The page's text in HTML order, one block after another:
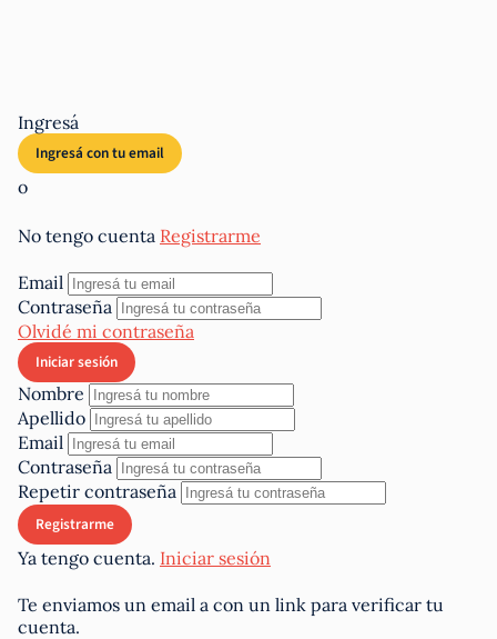
Ingresá
o
No tengo cuenta Registrarme
Email
Contraseña
Olvidé mi contraseña
Nombre
Apellido
Email
Contraseña
Repetir contraseña
Ya tengo cuenta. Iniciar sesión
Te enviamos un email a con un link para verificar tu
cuenta.